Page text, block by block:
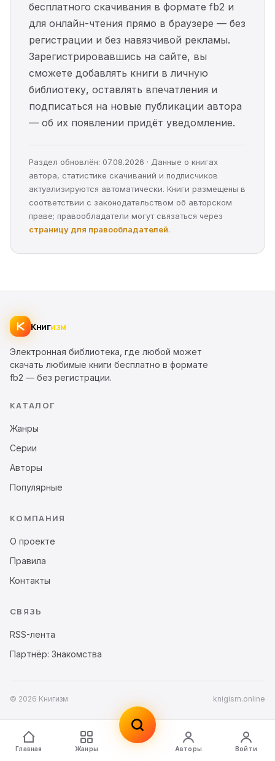
бесплатного скачивания в формате fb2 и
для онлайн-чтения прямо в браузере — без
регистрации и без навязчивой рекламы.
Зарегистрировавшись на сайте, вы
сможете добавлять книги в личную
библиотеку, оставлять впечатления и
подписаться на новые публикации автора
— об их появлении придёт уведомление.
Раздел обновлён: 07.08.2026 · Данные о книгах
автора, статистике скачиваний и подписчиков
актуализируются автоматически. Книги размещены в
соответствии с законодательством об авторском
праве; правообладатели могут связаться через
страницу для правообладателей.
Главная Жанры Авторы Войти
Книгизм
Электронная библиотека, где любой может
скачать любимые книги бесплатно в формате
fb2 — без регистрации.
КАТАЛОГ
Жанры
Серии
Авторы
Популярные
КОМПАНИЯ
О проекте
Правила
Контакты
СВЯЗЬ
RSS-лента
Партнёр: Знакомства
© 2026 Книгизм knigism.online